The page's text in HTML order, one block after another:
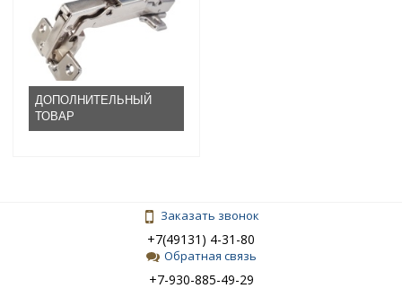
ДОПОЛНИТЕЛЬНЫЙ
ТОВАР
Заказать звонок
+7(49131) 4-31-80
Обратная связь
+7-930-885-49-29